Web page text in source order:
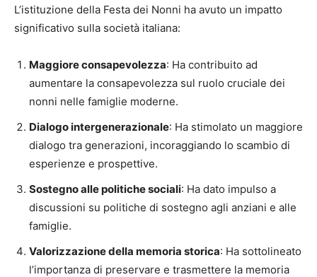
L’istituzione della Festa dei Nonni ha avuto un impatto
significativo sulla società italiana:
Maggiore consapevolezza: Ha contribuito ad
aumentare la consapevolezza sul ruolo cruciale dei
nonni nelle famiglie moderne.
Dialogo intergenerazionale: Ha stimolato un maggiore
dialogo tra generazioni, incoraggiando lo scambio di
esperienze e prospettive.
Sostegno alle politiche sociali: Ha dato impulso a
discussioni su politiche di sostegno agli anziani e alle
famiglie.
Valorizzazione della memoria storica: Ha sottolineato
l’importanza di preservare e trasmettere la memoria